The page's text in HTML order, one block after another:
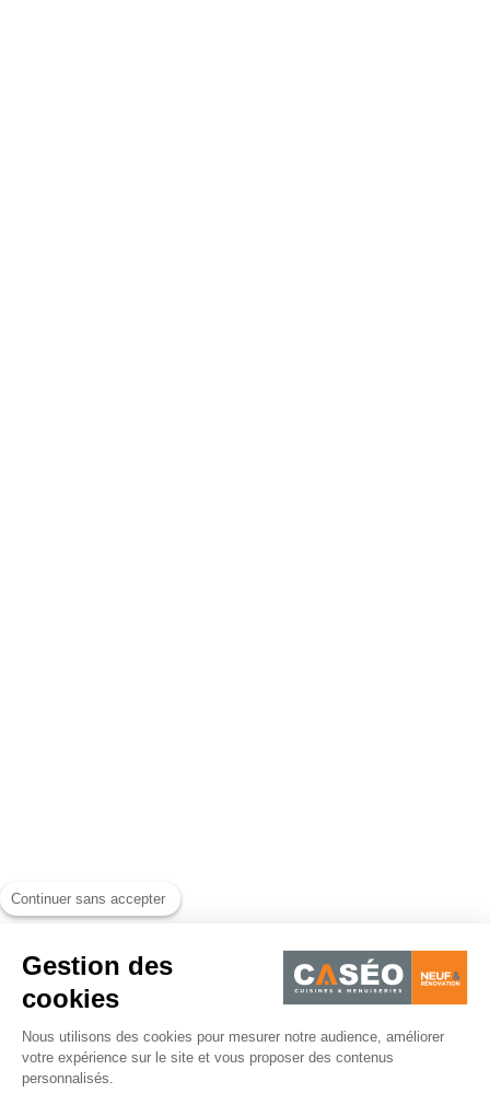
Continuer sans accepter
Gestion des
cookies
Nous utilisons des cookies pour mesurer notre audience, améliorer
votre expérience sur le site et vous proposer des contenus
personnalisés.